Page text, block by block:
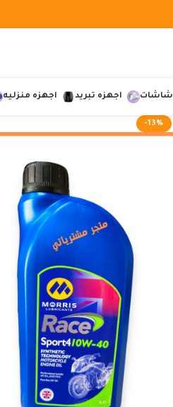
شاشات اجهزه تبريد اجهزه منزليه
-13%